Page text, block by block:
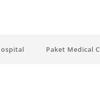
Paket Medical